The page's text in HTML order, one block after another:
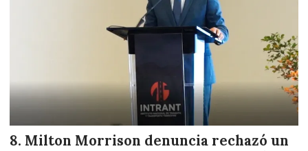
Milton Morrison denuncia rechazó un